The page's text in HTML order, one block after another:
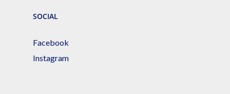
SOCIAL
Facebook
Instagram